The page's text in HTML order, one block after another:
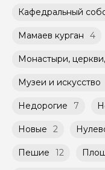
Кафедральный
Мамаев курган 4
Монастыри,
Музеи и искусство
Недорогие 7
Новые 2
Пешие 12